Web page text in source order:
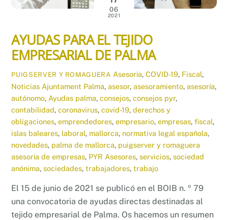
06
2021
AYUDAS PARA EL TEJIDO
EMPRESARIAL DE PALMA
PUIGSERVER Y ROMAGUERA Asesoría, COVID-19, Fiscal,
Noticias Ajuntament Palma,asesor,asesoramiento,asesoría,
autónomo,Ayudas palma,consejos,consejos pyr,
contabilidad,coronavirus,covid-19,derechos y
obligaciones,emprendedores,empresario,empresas,fiscal,
islas baleares, laboral, mallorca, normativa legal española,
novedades, palma de mallorca, puigserver y romaguera
asesoría de empresas, PYR Asesores,servicios,sociedad
anónima,sociedades,trabajadores,trabajo
El 15 de junio de 2021 se publicó en el BOIB n. º 79
una convocatoria de ayudas directas destinadas al
tejido empresarial de Palma. Os hacemos un resumen